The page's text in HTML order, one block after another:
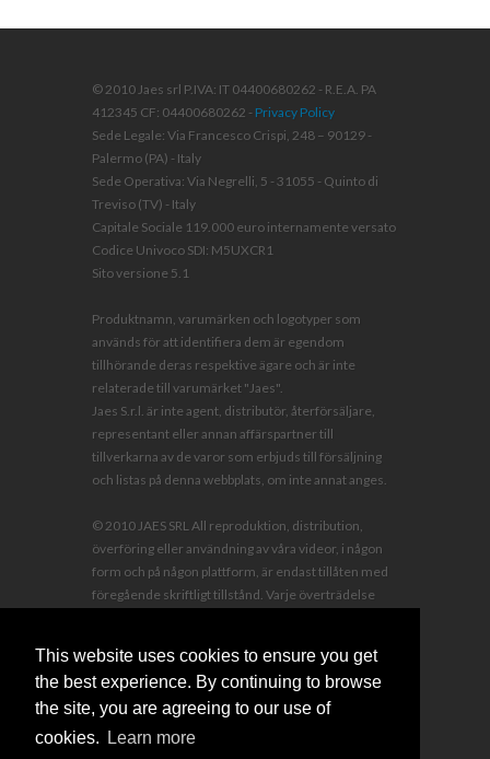
This website uses cookies to ensure you get
the best experience. By continuing to browse
the site, you are agreeing to our use of
cookies.
Learn more
© 2010 Jaes srl P.IVA: IT 04400680262 - R.E.A. PA
412345 CF: 04400680262 - Privacy Policy
Sede Legale: Via Francesco Crispi, 248 – 90129 -
Palermo (PA) - Italy
Sede Operativa: Via Negrelli, 5 - 31055 - Quinto di
Treviso (TV) - Italy
Capitale Sociale 119.000 euro internamente versato
Codice Univoco SDI: M5UXCR1
Sito versione 5.1
Produktnamn, varumärken och logotyper som
används för att identifiera dem är egendom
tillhörande deras respektive ägare och är inte
relaterade till varumärket "Jaes".
Jaes S.r.l. är inte agent, distributör, återförsäljare,
representant eller annan affärspartner till
tillverkarna av de varor som erbjuds till försäljning
och listas på denna webbplats, om inte annat anges.
© 2010 JAES SRL All reproduktion, distribution,
överföring eller användning av våra videor, i någon
form och på någon plattform, är endast tillåten med
föregående skriftligt tillstånd. Varje överträdelse